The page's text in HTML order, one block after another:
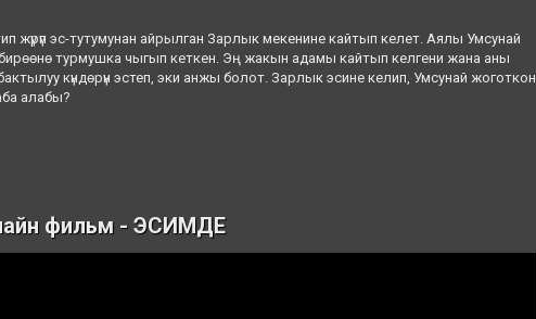
жүрүп эс-тутумунан айрылган Зарлык мекенине кайтып келет. Аялы Умсунай
турмушка чыгып кеткен. Эң жакын адамы кайтып келгени жана аны
күндөрүн эстеп, эки анжы болот. Зарлык эсине келип, Умсунай жоготкон
алабы?
фильм - ЭСИМДЕ